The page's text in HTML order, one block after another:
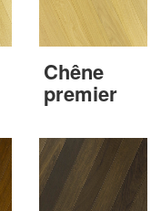
Chêne
premier